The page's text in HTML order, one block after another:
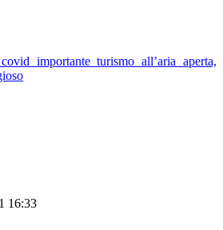
importante turismo all’aria aperta,
16:33